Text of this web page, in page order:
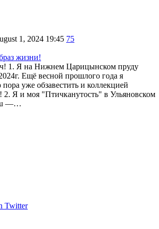
1, 2024 19:45 75
жизни!
1. Я на Нижнем Царицынском пруду
Ещё весной прошлого года я
пора уже обзавестить и коллекцией
2. Я и моя "Птичканутость" в Ульяновском
—…
Twitter